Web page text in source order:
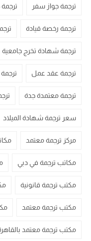
ترجمة جواز سفر
ترجمة رخصة قيادة
ترجمة شهادة تخرج جامعية
ترجمة عقد عمل
ترجمة معتمدة جدة
سعر ترجمة شهادة الميلاد
مركز ترجمة معتمد
مكاتب ترجمة في دبي
مكتب ترجمة قانونية
مكتب ترجمة معتمد
مكتب ترجمة معتمد